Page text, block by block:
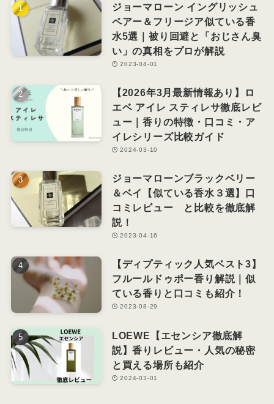
ジョーマローン イングリッシュ
ペアー＆フリージア似ている香
水5選｜被り回避と「おじさん臭
い」の真相をプロが解説
2023-04-01
【2026年3月最新情報あり】ロ
エベ アイレ スティレサ徹底レビ
ュー｜香りの特徴・口コミ・ア
イレシリーズ比較ガイド
2024-03-10
ジョーマローンブラックベリー
＆ベイ【似ている香水３選】口
コミレビュー と比較を徹底解
説！
2023-04-16
【ディプティック人気ベスト3】
フルールドゥポー香り解説｜似
ている香りと口コミも紹介！
2023-08-29
LOEWE【エセンシア徹底解
説】香りレビュー・人気の秘密
と買える場所も紹介
2024-03-01